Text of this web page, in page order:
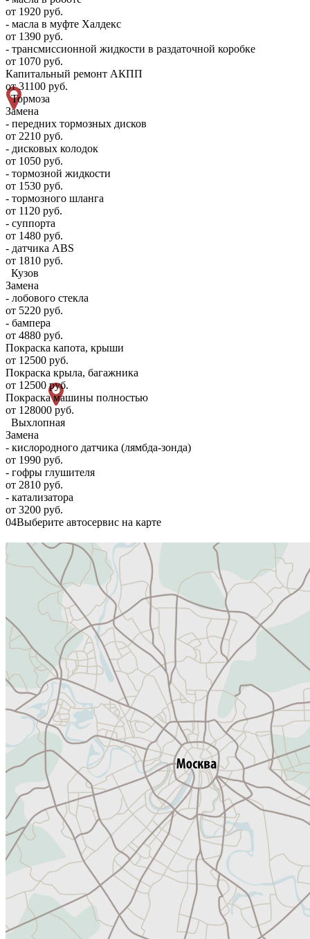
от 1920 руб.
- масла в муфте Халдекс
от 1390 руб.
- трансмиссионной жидкости в раздаточной коробке
от 1070 руб.
Капитальный ремонт АКПП
от 31100 руб.
Тормоза
Замена
- передних тормозных дисков
от 2210 руб.
- дисковых колодок
от 1050 руб.
- тормозной жидкости
от 1530 руб.
- тормозного шланга
от 1120 руб.
- суппорта
от 1480 руб.
- датчика ABS
от 1810 руб.
Кузов
Замена
- лобового стекла
от 5220 руб.
- бампера
от 4880 руб.
Покраска капота, крыши
от 12500 руб.
Покраска крыла, багажника
от 12500 руб.
Покраска машины полностью
от 128000 руб.
Выхлопная
Замена
- кислородного датчика (лямбда-зонда)
от 1990 руб.
- гофры глушителя
от 2810 руб.
- катализатора
от 3200 руб.
04Выберите автосервис на карте